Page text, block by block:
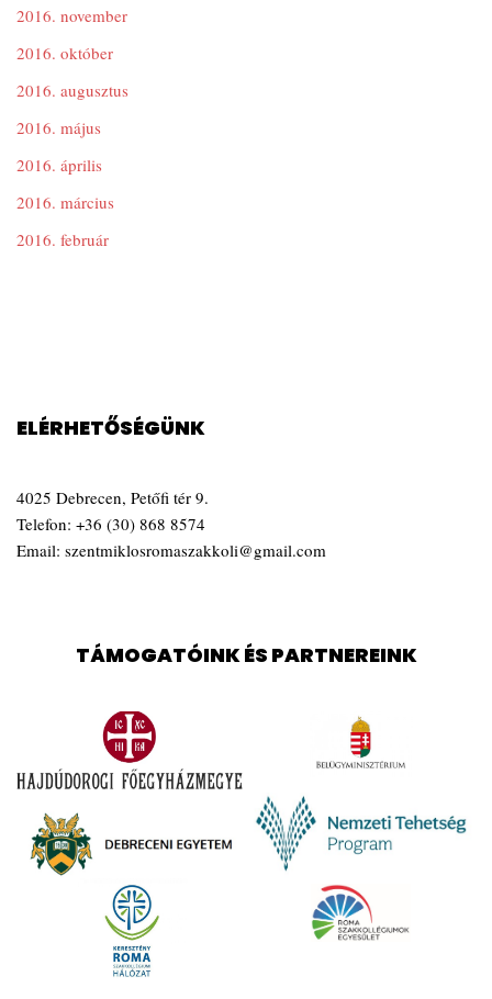
2016. november
2016. október
2016. augusztus
2016. május
2016. április
2016. március
2016. február
ELÉRHETŐSÉGÜNK
4025 Debrecen, Petőfi tér 9.
Telefon: +36 (30) 868 8574
Email: szentmiklosromaszakkoli@gmail.com
TÁMOGATÓINK ÉS PARTNEREINK